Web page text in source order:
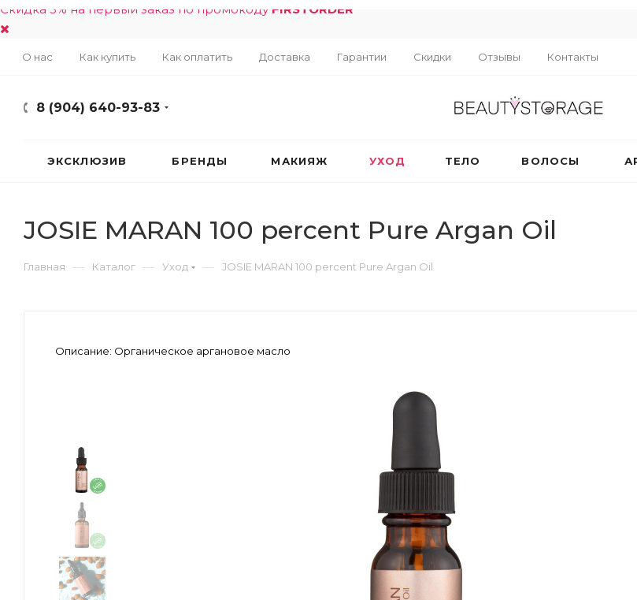
Скидка 5% на первый заказ по промокоду FIRSTORDER
О нас Как купить Как оплатить Доставка Гарантии Скидки Отзывы Контакты
8 (904) 640-93-83
ЭКСКЛЮЗИВ БРЕНДЫ МАКИЯЖ УХОД ТЕЛО ВОЛОСЫ
JOSIE MARAN 100 percent Pure Argan Oil
Главная — Каталог — Уход — JOSIE MARAN 100 percent Pure Argan Oil
Описание: Органическое аргановое масло